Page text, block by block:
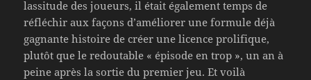
lassitude des joueurs, il était également temps de
réfléchir aux façons d’améliorer une formule déjà
gagnante histoire de créer une licence prolifique,
plutôt que le redoutable « épisode en trop », un an à
peine après la sortie du premier jeu. Et voilà